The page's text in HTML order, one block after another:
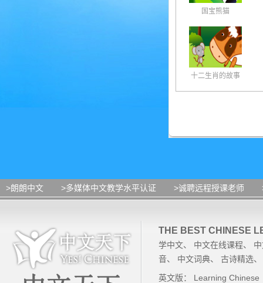
国宝熊猫
十二生肖的故事
>朗朗中文 >多媒体中文教学水平认证 >诚聘远程授课老师
THE BEST CHINESE
学中文、 中文在线课程、
音、 中文词典、 古诗精选
英文版： Learning Chinese